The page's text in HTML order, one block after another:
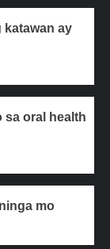
katawan ay
sa oral health
mo